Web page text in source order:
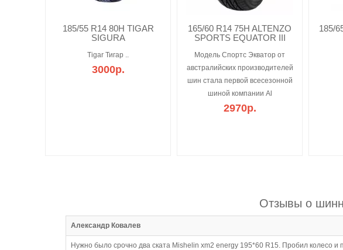
185/55 R14 80H TIGAR
SIGURA
Tigar Тигар ..
3000р.
165/60 R14 75H ALTENZO
SPORTS EQUATOR III
Модель Спортс Экватор от
австралийских производителей
шин стала первой всесезонной
шиной компании Al
2970р.
185/
Отзывы о
Александр Ковалев
Нужно было срочно два ската Mishelin xm2 energy 195*60 R15. Пробил колесо